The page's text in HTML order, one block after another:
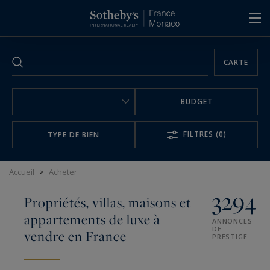
CARTE
TYPE DE BIEN
BUDGET
FILTRES (0)
Accueil > Acheter
Propriétés, villas, maisons et
appartements de luxe à
vendre en France
3294
ANNONCES
DE
PRESTIGE